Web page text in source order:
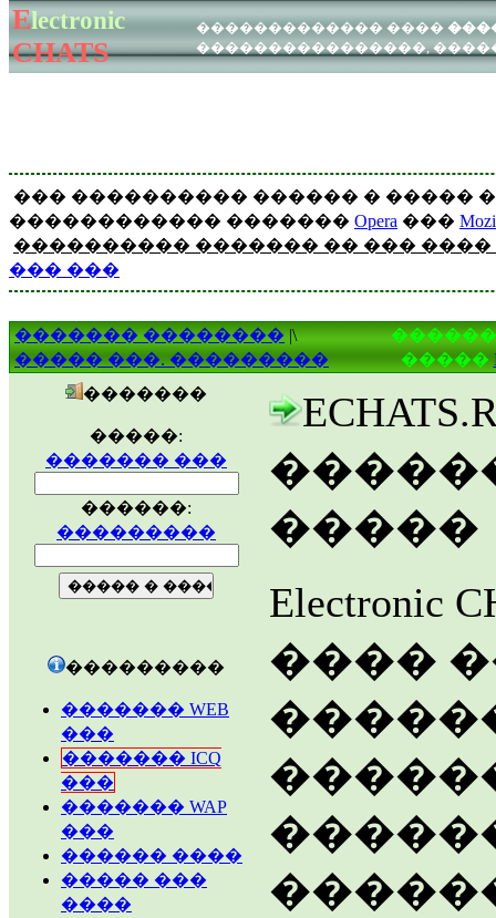
Electronic
CHATS
������������� ����
����������������,
����
�������
WEB - ���
�������
ICQ - ���
��� ���������� ������ � �����
������������ ������� Opera ���
���������� ������� �� ���
��� ���
������� ��������|\
����� ���. ���������
�����
�������
�����:
������� ���
������:
���������
���������
������� WEB
���
������� ICQ
���
������� WAP
���
������ ����
����� ���
����
�����
����